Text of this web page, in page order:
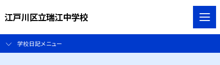
江戸川区立瑞江中学校
学校日記メニュー